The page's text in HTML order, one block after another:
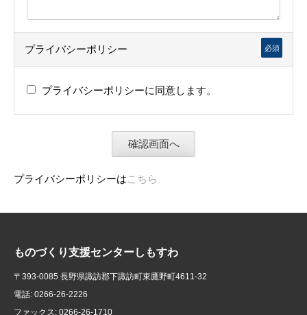
プライバシーポリシー 必須
プライバシーポリシーに同意します。
プライバシーポリシーはこちら
ものづくり支援センターしもすわ
〒393-0085 長野県諏訪郡下諏訪町東鷹野町4611-32
電話: 0266-26-2226
ファックス: 0266-26-1710